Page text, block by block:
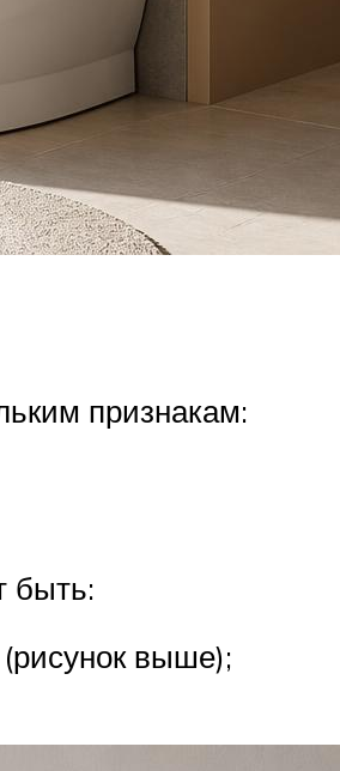
признакам:
быть:
выше);